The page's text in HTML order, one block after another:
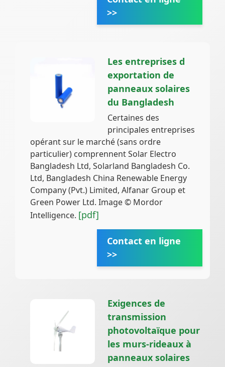
>>
Les entreprises d
exportation de
panneaux solaires
du Bangladesh
Certaines des
principales entreprises
opérant sur le marché (sans ordre
particulier) comprennent Solar Electro
Bangladesh Ltd, Solarland Bangladesh Co.
Ltd, Bangladesh China Renewable Energy
Company (Pvt.) Limited, Alfanar Group et
Green Power Ltd. Image © Mordor
Intelligence. [pdf]
Contact en ligne
>>
Exigences de
transmission
photovoltaïque pour
les murs-rideaux à
panneaux solaires